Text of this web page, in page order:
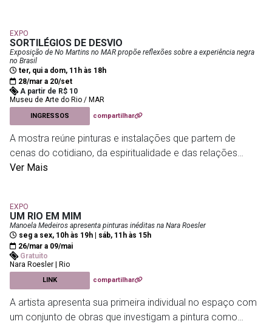
trás dos números.
Composta por cinco totens de aço corten que
representam as regiões do país, a instalação exibe, em
painéis de LED, os nomes das vítimas, criando uma
presença contínua e impactante. Dispostos sobre um
mapa do Brasil, os elementos conectam território e
memória, convidando o público a um momento de
contemplação e reconhecimento coletivo.
EXPO
SORTILÉGIOS DE DESVIO
Exposição de No Martins no MAR propõe reflexões sobre a experiência negra
no Brasil
ter, qui a dom, 11h às 18h
28/mar a 20/set
A partir de R$ 10
Museu de Arte do Rio / MAR
INGRESSOS compartilhar
A mostra reúne pinturas e instalações que partem de
cenas do cotidiano, da espiritualidade e das relações
afetivas para construir uma reflexão crítica sobre a
criando imagens que funcionam como denúncia,
afirmação e construção de novas narrativas. Ao mesmo
tempo em que evidencia violências estruturais, a
exposição também destaca estratégias de resistência e
permanência cultural.
Museu de Arte do Rio / MAR- Praça Mauá, 5
Ver Mais
EXPO
UM RIO EM MIM
Manoela Medeiros apresenta pinturas inéditas na Nara Roesler
seg a sex, 10h às 19h | sáb, 11h às 15h
26/mar a 09/mai
Gratuito
Nara Roesler | Rio
LINK compartilhar
A artista apresenta sua primeira individual no espaço com
um conjunto de obras que investigam a pintura como